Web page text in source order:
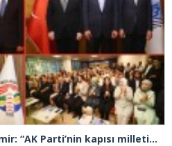
İl Başkanı Abdullah Özdemir: “AK Parti’nin kapısı milletine hizmet etmek isteyen herkese açıktır”